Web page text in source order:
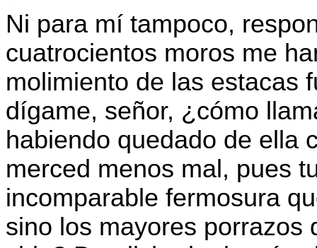
Ni para mí tampoco,
cuatrocientos moros me
molimiento de las estacas
dígame, señor, ¿cómo
habiendo quedado de ella
merced menos mal, pues
incomparable fermosura
sino los mayores porrazos